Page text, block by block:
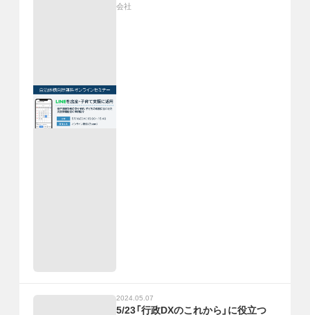
会社
2024.05.07
5/23「行政DXのこれから」に役立つ